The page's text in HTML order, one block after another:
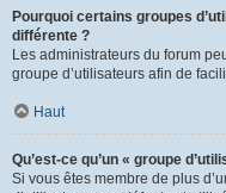
Pourquoi certains groupes
différente ?
Les administrateurs du forum
groupe d’utilisateurs afin de
Haut
Qu’est-ce qu’un « groupe
Si vous êtes membre de plus